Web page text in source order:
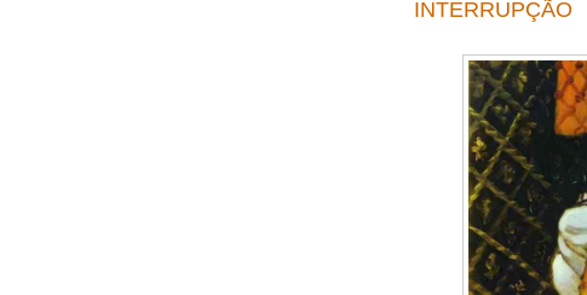
INTERRUPÇÃO